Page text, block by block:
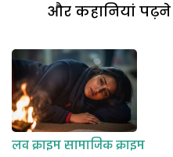
और कहानियां
लव क्राइमसामाजिक क्राइम